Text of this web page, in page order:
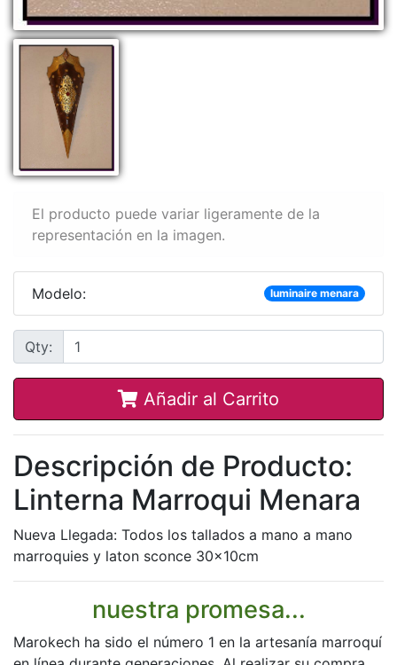
El producto puede variar ligeramente de la
representación en la imagen.
Modelo: luminaire menara
Qty:
Añadir al Carrito
Descripción de Producto:
Linterna Marroqui Menara
Nueva Llegada: Todos los tallados a mano a mano
marroquies y laton sconce 30x10cm
nuestra promesa...
Marokech ha sido el número 1 en la artesanía marroquí